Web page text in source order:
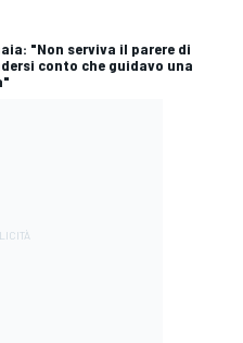
"Non serviva il parere di
conto che guidavo una